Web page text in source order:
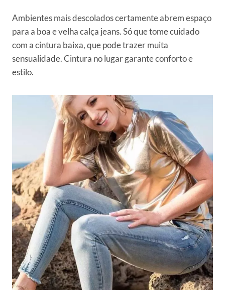
Ambientes mais descolados certamente abrem espaço
para a boa e velha calça jeans. Só que tome cuidado
com a cintura baixa, que pode trazer muita
sensualidade. Cintura no lugar garante conforto e
estilo.